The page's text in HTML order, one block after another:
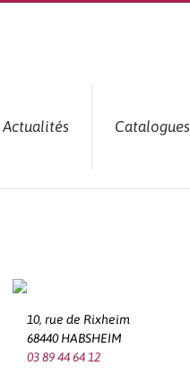
Actualités Catalogues
10, rue de Rixheim
68440 HABSHEIM
03 89 44 64 12